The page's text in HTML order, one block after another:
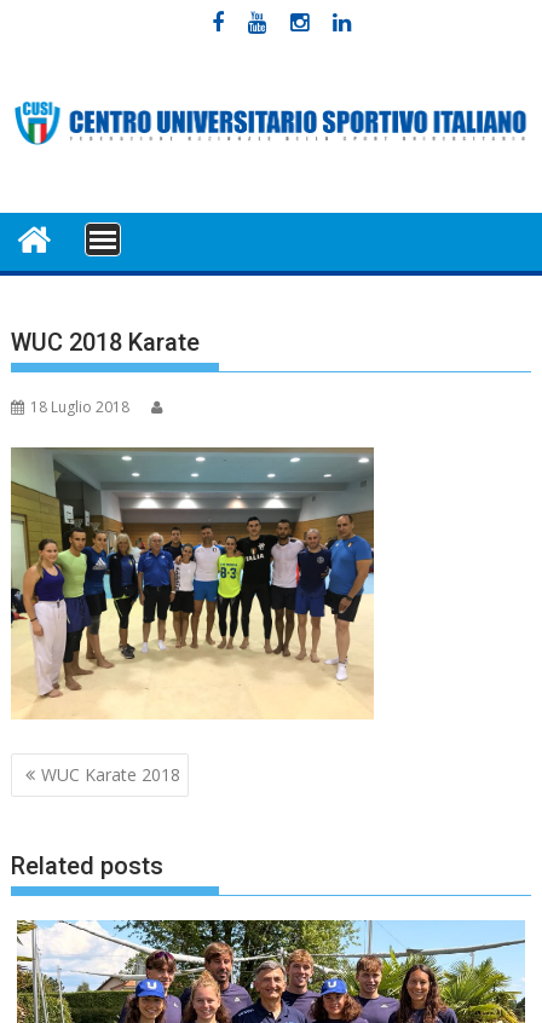
MENU
WUC 2018 Karate
18 Luglio 2018
Navigazione
articoli
WUC Karate 2018
Related posts